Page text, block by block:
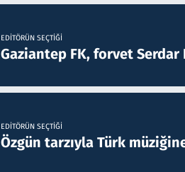
EDITÖRÜN SEÇTIĞI
Gaziantep FK, forvet
EDITÖRÜN SEÇTIĞI
Özgün tarzıyla Türk